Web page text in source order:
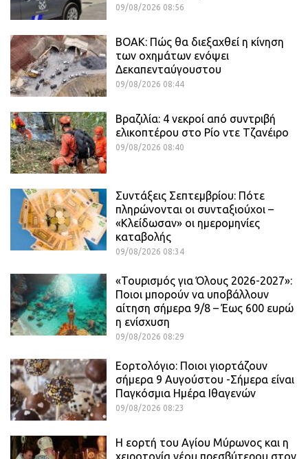
09/08/2026 08:56
ΒΟΑΚ: Πώς θα διεξαχθεί η κίνηση
των οχημάτων ενόψει
Δεκαπενταύγουστου
09/08/2026 08:44
Βραζιλία: 4 νεκροί από συντριβή
ελικοπτέρου στο Ρίο ντε Τζανέιρο
09/08/2026 08:40
Συντάξεις Σεπτεμβρίου: Πότε
πληρώνονται οι συνταξιούχοι –
«Κλείδωσαν» οι ημερομηνίες
καταβολής
09/08/2026 08:34
«Τουρισμός για Όλους 2026-2027»:
Ποιοι μπορούν να υποβάλλουν
αίτηση σήμερα 9/8 – Έως 600 ευρώ
η ενίσχυση
09/08/2026 08:29
Εορτολόγιο: Ποιοι γιορτάζουν
σήμερα 9 Αυγούστου -Σήμερα είναι
Παγκόσμια Ημέρα Ιθαγενών
09/08/2026 08:23
Η εορτή του Αγίου Μύρωνος και η
χειροτονία νέου πρεσβύτερου στον